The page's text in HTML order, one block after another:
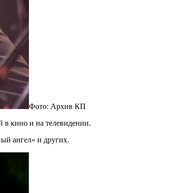
Фото: Архив КП
в кино и на телевидении.
ангел» и других.